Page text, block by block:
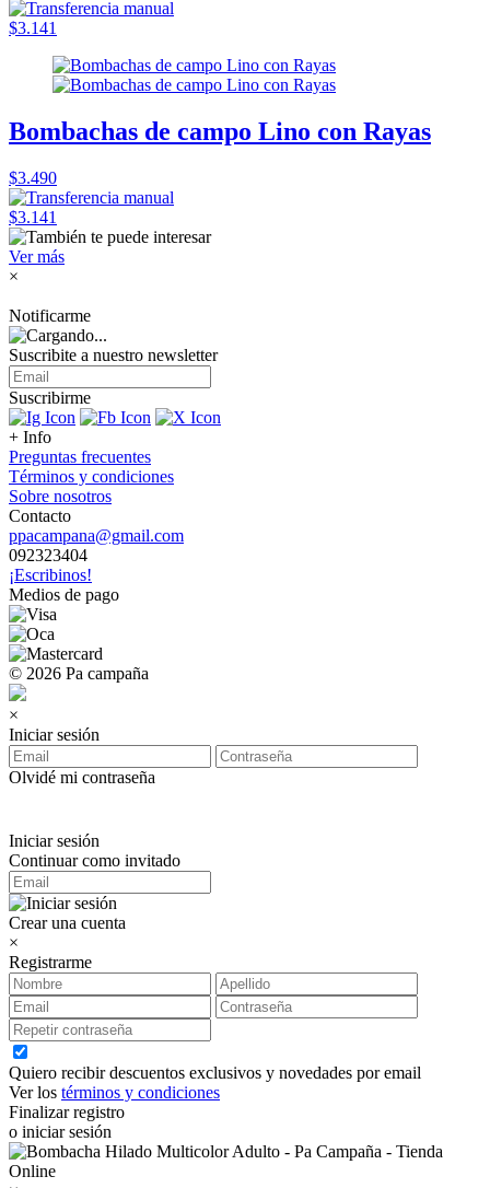
$3.141
Bombachas de campo Lino con Rayas
$3.490
$3.141
Ver más
×
Notificarme
Suscribite a nuestro newsletter
Suscribirme
+ Info
Preguntas frecuentes
Términos y condiciones
Sobre nosotros
Contacto
ppacampana@gmail.com
092323404
¡Escribinos!
Medios de pago
© 2026 Pa campaña
×
Iniciar sesión
Olvidé mi contraseña
Iniciar sesión
Continuar como invitado
Crear una cuenta
×
Registrarme
Quiero recibir descuentos exclusivos y novedades por email
Ver los términos y condiciones
Finalizar registro
o iniciar sesión